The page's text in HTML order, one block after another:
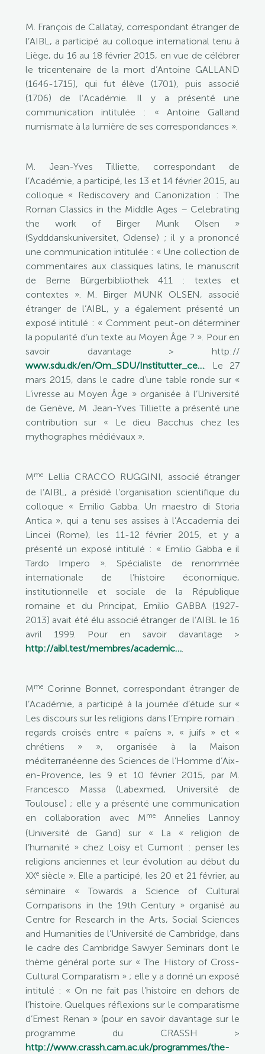
M. François de Callataÿ, correspondant étranger de
l’AIBL, a participé au colloque international tenu à
Liège, du 16 au 18 février 2015, en vue de célébrer
le tricentenaire de la mort d’Antoine GALLAND
(1646-1715), qui fut élève (1701), puis associé
(1706) de l’Académie. Il y a présenté une
communication intitulée : « Antoine Galland
numismate à la lumière de ses correspondances ».
M. Jean-Yves Tilliette, correspondant de
l’Académie, a participé, les 13 et 14 février 2015, au
colloque « Rediscovery and Canonization : The
Roman Classics in the Middle Ages – Celebrating
the work of Birger Munk Olsen »
(Sydddanskuniversitet, Odense) ; il y a prononcé
une communication intitulée : « Une collection de
commentaires aux classiques latins, le manuscrit
de Berne Bürgerbibliothek 411 : textes et
contextes ». M. Birger MUNK OLSEN, associé
étranger de l’AIBL, y a également présenté un
exposé intitulé : « Comment peut-on déterminer
la popularité d’un texte au Moyen Âge ? ». Pour en
savoir davantage > http://
www.sdu.dk/en/Om_SDU/Institutter_ce…. Le 27
mars 2015, dans le cadre d’une table ronde sur «
L’ivresse au Moyen Âge » organisée à l’Université
de Genève, M. Jean-Yves Tilliette a présenté une
contribution sur « Le dieu Bacchus chez les
mythographes médiévaux ».
MmeLellia CRACCO RUGGINI, associé étranger
de l’AIBL, a présidé l’organisation scientifique du
colloque « Emilio Gabba. Un maestro di Storia
Antica », qui a tenu ses assises à l’Accademia dei
Lincei (Rome), les 11-12 février 2015, et y a
présenté un exposé intitulé : « Emilio Gabba e il
Tardo Impero ». Spécialiste de renommée
internationale de l’histoire économique,
institutionnelle et sociale de la République
romaine et du Principat, Emilio GABBA (1927-
2013) avait été élu associé étranger de l’AIBL le 16
avril 1999. Pour en savoir davantage >
http://aibl.test/membres/academic….
MmeCorinne Bonnet, correspondant étranger de
l’Académie, a participé à la journée d’étude sur «
Les discours sur les religions dans l’Empire romain :
regards croisés entre « païens », « juifs » et «
chrétiens » », organisée à la Maison
méditerranéenne des Sciences de l’Homme d’Aix-
en-Provence, les 9 et 10 février 2015, par M.
Francesco Massa (Labexmed, Université de
Toulouse) ; elle y a présenté une communication
en collaboration avec Mme
Annelies Lannoy
(Université de Gand) sur « La « religion de
l’humanité » chez Loisy et Cumont : penser les
religions anciennes et leur évolution au début du
XXesiècle ». Elle a participé, les 20 et 21 février, au
séminaire « Towards a Science of Cultural
Comparisons in the 19th Century » organisé au
Centre for Research in the Arts, Social Sciences
and Humanities de l’Université de Cambridge, dans
le cadre des Cambridge Sawyer Seminars dont le
thème général porte sur « The History of Cross-
Cultural Comparatism » ; elle y a donné un exposé
intitulé : « On ne fait pas l’histoire en dehors de
l’histoire. Quelques réflexions sur le comparatisme
d’Ernest Renan » (pour en savoir davantage sur le
programme du CRASSH >
http://www.crassh.cam.ac.uk/programmes/the-